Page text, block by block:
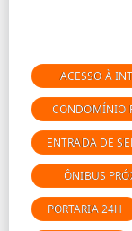
ACESSO À
CONDOMÍNIO
ENTRADA DE
ÔNIBUS
PORTARIA 24H